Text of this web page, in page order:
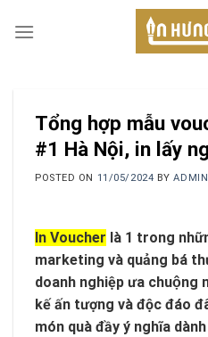
Tổng hợp mẫu
#1 Hà Nội, in lấy
POSTED ON 11/05/2024 BYADMIN
In Voucher là 1 trong
marketing và quảng bá
doanh nghiệp ưa chuộng
kế ấn tượng và độc đáo
món quà đầy ý nghĩa